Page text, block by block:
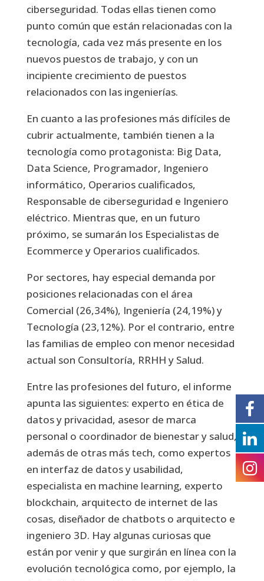
ciberseguridad. Todas ellas tienen como
punto común que están relacionadas con la
tecnología, cada vez más presente en los
nuevos puestos de trabajo, y con un
incipiente crecimiento de puestos
relacionados con las ingenierías.
En cuanto a las profesiones más difíciles de
cubrir actualmente, también tienen a la
tecnología como protagonista: Big Data,
Data Science, Programador, Ingeniero
informático, Operarios cualificados,
Responsable de ciberseguridad e Ingeniero
eléctrico. Mientras que, en un futuro
próximo, se sumarán los Especialistas de
Ecommerce y Operarios cualificados.
Por sectores, hay especial demanda por
posiciones relacionadas con el área
Comercial (26,34%), Ingeniería (24,19%) y
Tecnología (23,12%). Por el contrario, entre
las familias de empleo con menor necesidad
actual son Consultoría, RRHH y Salud.
Entre las profesiones del futuro, el informe
apunta las siguientes: experto en ética de
datos y privacidad, asesor de marca
personal o coordinador de bienestar y salud,
además de otras más tech, como expertos
en interfaz de datos y usabilidad,
especialista en machine learning, experto
blockchain, arquitecto de internet de las
cosas, diseñador de chatbots o arquitecto e
ingeniero 3D. Hay algunas curiosas que
están por venir y que surgirán en línea con la
evolución tecnológica como, por ejemplo, la